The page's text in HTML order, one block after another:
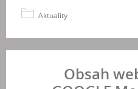
Aktuality
Obsah